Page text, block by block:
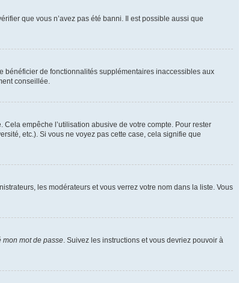
que vous n’avez pas été banni. Il est possible aussi que
bénéficier de fonctionnalités supplémentaires inaccessibles aux
conseillée.
empêche l’utilisation abusive de votre compte. Pour rester
etc.). Si vous ne voyez pas cette case, cela signifie que
les modérateurs et vous verrez votre nom dans la liste. Vous
mon mot de passe . Suivez les instructions et vous devriez pouvoir à